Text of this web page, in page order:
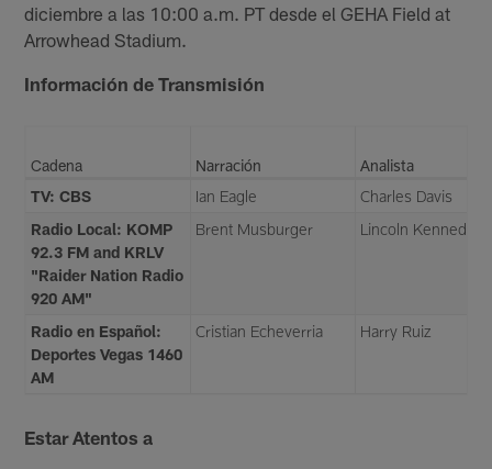
diciembre a las 10:00 a.m. PT desde el GEHA Field at
Arrowhead Stadium.
Información de Transmisión
Cadena Narración
Analista
TV: CBS
Ian Eagle
Charles Davis
Radio Local: KOMP
92.3 FM and KRLV
"Raider Nation Radio
920 AM"
Brent Musburger Lincoln Kennedy
Radio en Español:
Deportes Vegas 1460
AM
Cristian Echeverria Harry Ruiz
Estar Atentos a